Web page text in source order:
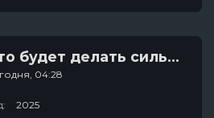
Что будет делать сильнейший король в своей второй жизни? / Начало после конца
04:28
2025